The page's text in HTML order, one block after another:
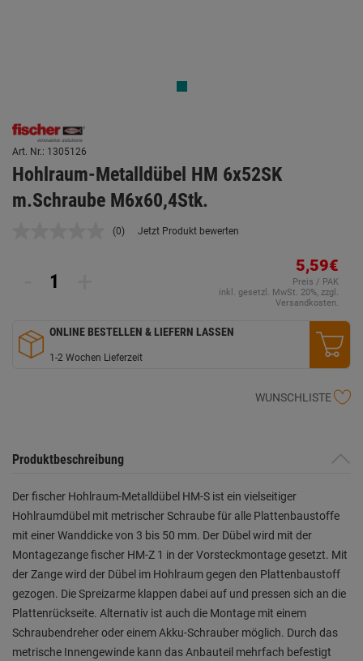
Art. Nr.: 1305126
Hohlraum-Metalldübel HM 6x52SK
m.Schraube M6x60,4Stk.
Kein
(0) Jetzt Produkt bewerten
5,59€
Preis / PAK
inkl. gesetzl. MwSt. 20%, zzgl.
Versandkosten.
ONLINE BESTELLEN & LIEFERN LASSEN
1-2 Wochen Lieferzeit
WUNSCHLISTE
Produktbeschreibung
Der fischer Hohlraum-Metalldübel HM-S ist ein vielseitiger
Hohlraumdübel mit metrischer Schraube für alle Plattenbaustoffe
mit einer Wanddicke von 3 bis 50 mm. Der Dübel wird mit der
Montagezange fischer HM-Z 1 in der Vorsteckmontage gesetzt. Mit
der Zange wird der Dübel im Hohlraum gegen den Plattenbaustoff
gezogen. Die Spreizarme klappen dabei auf und pressen sich an die
Plattenrückseite. Alternativ ist auch die Montage mit einem
Schraubendreher oder einem Akku-Schrauber möglich. Durch das
metrische Innengewinde kann das Anbauteil mehrfach befestigt